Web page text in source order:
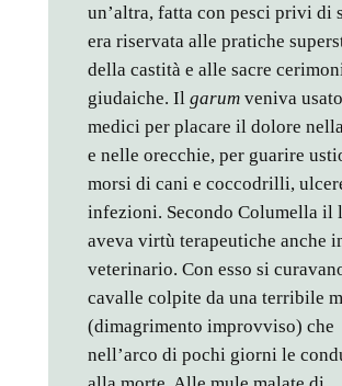
un’altra, fatta con pesci privi di
era riservata alle pratiche
della castità e alle sacre
giudaiche. Il garumveniva
medici per placare il dolore
e nelle orecchie, per guarire
morsi di cani e coccodrilli,
infezioni. Secondo Columella il
aveva virtù terapeutiche anche
veterinario. Con esso si
cavalle colpite da una terribile
(dimagrimento improvviso) che
nell’arco di pochi giorni le